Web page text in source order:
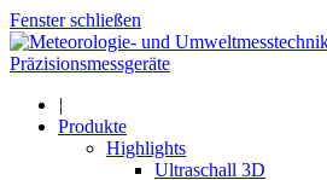
Fenster schließen
|
Produkte
Highlights
Ultraschall 3D